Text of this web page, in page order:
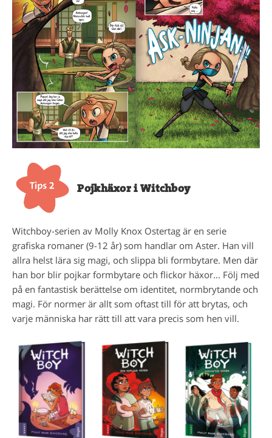
Pojkhäxor i Witchboy
Witchboy-serien av Molly Knox Ostertag är en serie
grafiska romaner (9-12 år) som handlar om Aster. Han vill
allra helst lära sig magi, och slippa bli formbytare. Men där
han bor blir pojkar formbytare och flickor häxor... Följ med
på en fantastisk berättelse om identitet, normbrytande och
magi. För normer är allt som oftast till för att brytas, och
varje människa har rätt till att vara precis som hen vill.